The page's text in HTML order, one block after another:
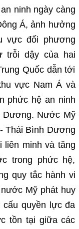
ninh ngày càng
Á, ảnh hưởng
vực đối phương
trỗi dậy của hai
Quốc dẫn tới
vực Nam Á và
phức hệ an ninh
Dương. Nước Mỹ
Thái Bình Dương
liên minh và tăng
trong phức hệ,
quy tắc hành vi
Mỹ phát huy
quyền lực đa
tồn tại giữa các